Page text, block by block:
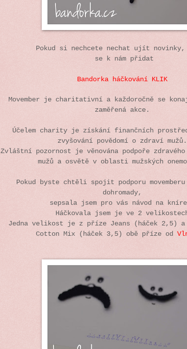
Pokud si nechcete nechat ujít
se k nám přidat
Bandorka háčkování KLIK
Movember je charitativní a každoročně se
zaměřená akce.
Účelem charity je získání finančních
zvyšování povědomí o zdraví mužů.
Zvláštní pozornost je věnována podpoře
mužů a osvětě v oblasti mužských
Pokud byste chtěli spojit podporu
dohromady,
sepsala jsem pro vás návod na
Háčkovala jsem je ve 2
Jedna velikost je z příze Jeans (háček 2,5)
Cotton Mix (háček 3,5) obě příze od